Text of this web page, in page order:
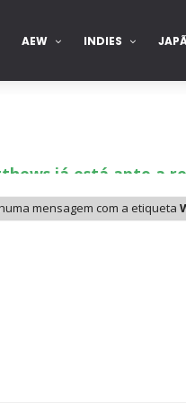
AEW INDIES
já está apto a
mensagem com a etiqueta